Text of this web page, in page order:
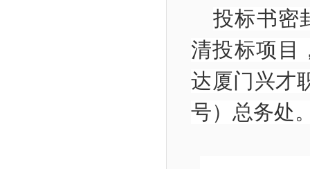
投标书密
清投标项目
达厦门兴才
号） 总务处